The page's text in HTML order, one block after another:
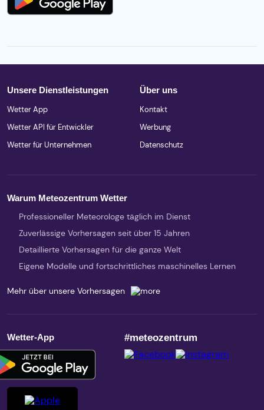
Unsere Dienstleistungen
Wetter App
Wetter API für Entwickler
Wetter für Unternehmen
Über uns
Kontakt
Werbung
Datenschutz
Warum Meteozentrum Wetter
Professioneller Meteorologe täglich im Dienst
Zuverlässige Vorhersagen seit über 15 Jahren
Detaillierte Vorhersagen für die ganze Welt
Eigene Modelle und fortschrittliches maschinelles Lernen
Mehr über unsere Vorhersagen
Wetter-App #meteozentrum